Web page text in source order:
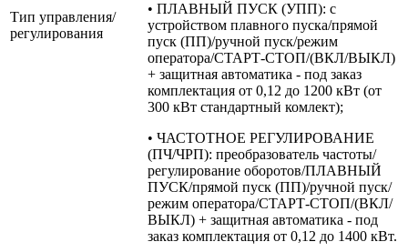
Тип управления/
регулирования
• ПЛАВНЫЙ ПУСК (УПП): с
устройством плавного пуска/прямой
пуск (ПП)/ручной пуск/режим
оператора/СТАРТ-СТОП/(ВКЛ/ВЫКЛ)
+ защитная автоматика - под заказ
комплектация от 0,12 до 1200 кВт (от
300 кВт стандартный комлект);
• ЧАСТОТНОЕ РЕГУЛИРОВАНИЕ
(ПЧ/ЧРП): преобразователь частоты/
регулирование оборотов/ПЛАВНЫЙ
ПУСК/прямой пуск (ПП)/ручной пуск/
режим оператора/СТАРТ-СТОП/(ВКЛ/
ВЫКЛ) + защитная автоматика - под
заказ комплектация от 0,12 до 1400 кВт.